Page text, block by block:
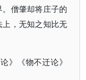
僧肇却将庄子的
，无知之知比无
》《物不迁论》